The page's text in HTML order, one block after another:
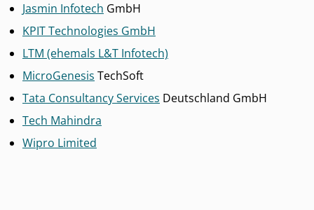
Jasmin Infotech GmbH
KPIT Technologies GmbH
LTM (ehemals L&T Infotech)
MicroGenesis TechSoft
Tata Consultancy Services Deutschland GmbH
Tech Mahindra
Wipro Limited